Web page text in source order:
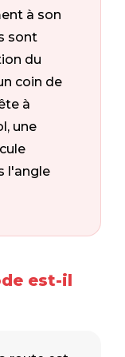
à son
sont
du
coin de
à
une
l'angle
est-il